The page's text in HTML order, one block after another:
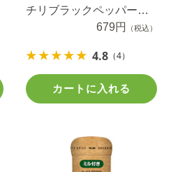
チリブラックペッパー
679円 （税込）
4.8 （4）
カートに入れる